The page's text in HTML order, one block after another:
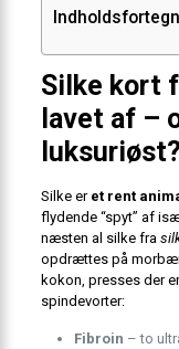
Silke kort
lavet af –
luksuriøst?
Silke er et rent
flydende “spyt” af
næsten al silke fra
opdrættes på
kokon, presses der
spindevorter:
Fibroin – to